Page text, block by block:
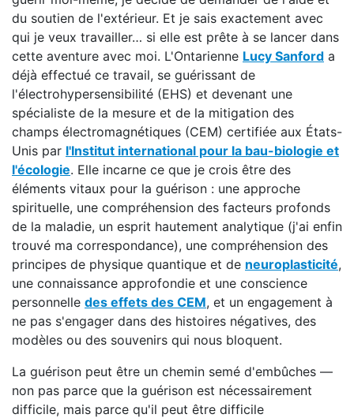
du soutien de l'extérieur. Et je sais exactement avec
qui je veux travailler… si elle est prête à se lancer dans
cette aventure avec moi. L'Ontarienne Lucy Sanford a
déjà effectué ce travail, se guérissant de
l'électrohypersensibilité (EHS) et devenant une
spécialiste de la mesure et de la mitigation des
champs électromagnétiques (CEM) certifiée aux États-
Unis par l'Institut international pour la bau-biologie et
l'écologie. Elle incarne ce que je crois être des
éléments vitaux pour la guérison : une approche
spirituelle, une compréhension des facteurs profonds
de la maladie, un esprit hautement analytique (j'ai enfin
trouvé ma correspondance), une compréhension des
principes de physique quantique et de neuroplasticité,
une connaissance approfondie et une conscience
personnelle des effets des CEM, et un engagement à
ne pas s'engager dans des histoires négatives, des
modèles ou des souvenirs qui nous bloquent.
La guérison peut être un chemin semé d'embûches —
non pas parce que la guérison est nécessairement
difficile, mais parce qu'il peut être difficile